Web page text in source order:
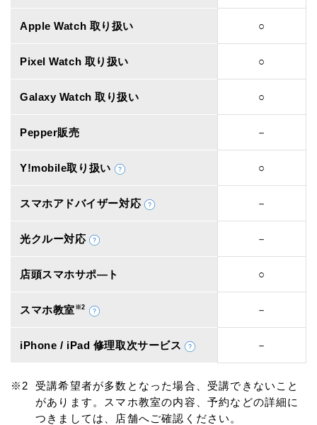
Apple Watch 取り扱い ○
Pixel Watch 取り扱い ○
Galaxy Watch 取り扱い ○
Pepper販売 －
Y!mobile取り扱い ○
スマホアドバイザー対応 －
光クルー対応 －
店頭スマホサポ―ト ○
スマホ教室 ※2 －
iPhone / iPad 修理取次サービス －
受講希望者が多数となった場合、受講できないこと
があります。スマホ教室の内容、予約などの詳細に
つきましては、店舗へご確認ください。